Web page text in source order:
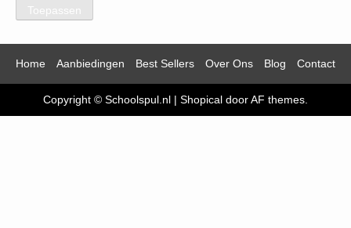
Toepassen
Home Aanbiedingen Best Sellers Over Ons Blog Contact
Copyright © Schoolspul.nl | Shopical door AF themes.